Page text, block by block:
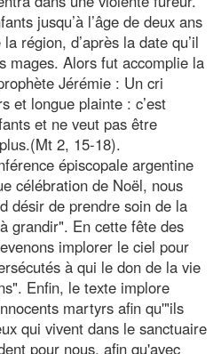
jusqu’à l’âge de deux ans
région, d’après la date qu’il
mages. Alors fut accomplie la
Jérémie : Un cri
et longue plainte : c’est
et ne veut pas être
2, 15-18).
épiscopale argentine
célébration de Noël, nous
désir de prendre soin de la
grandir". En cette fête des
implorer le ciel pour
à qui le don de la vie
Enfin, le texte implore
martyrs afin qu'"ils
qui vivent dans le sanctuaire
pour nous, afin qu'avec